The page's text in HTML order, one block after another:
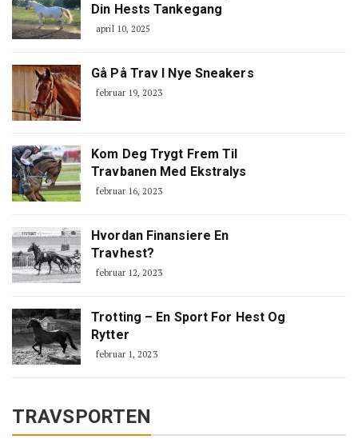
Din Hests Tankegang
april 10, 2025
Gå På Trav I Nye Sneakers
februar 19, 2023
Kom Deg Trygt Frem Til
Travbanen Med Ekstralys
februar 16, 2023
Hvordan Finansiere En
Travhest?
februar 12, 2023
Trotting – En Sport For Hest Og
Rytter
februar 1, 2023
TRAVSPORTEN